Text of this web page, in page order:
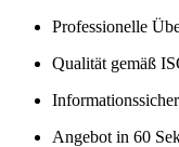
Professionelle
Qualität gemäß
Angebot in 60